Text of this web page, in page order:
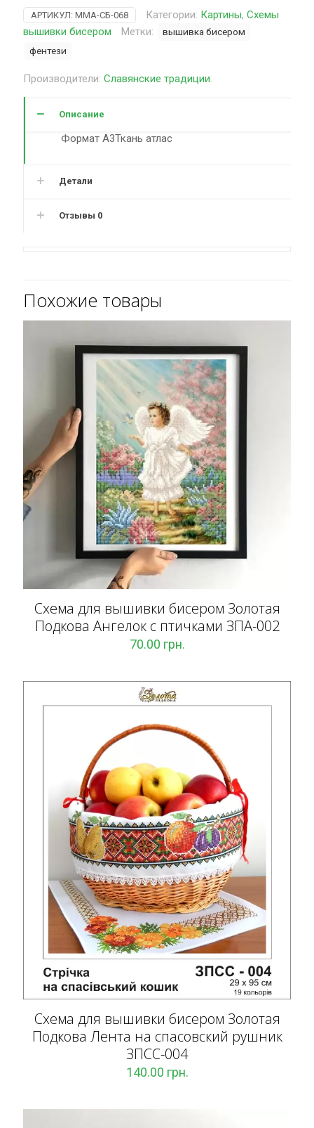
АРТИКУЛ: MMA-СБ-068 Категории: Картины, Схемы
вышивки бисером
Метки:
вышивка бисером
фентези
Производители: Славянские традиции
Описание
Формат А3Ткань атлас
Детали
Отзывы 0
Похожие товары
Схема для вышивки бисером Золотая
Подкова Ангелок с птичками ЗПА-002
70.00 грн.
Схема для вышивки бисером Золотая
Подкова Лента на спасовский рушник
ЗПCC-004
140.00 грн.